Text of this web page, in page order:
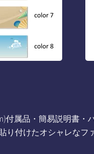
付属品・簡易説明書
付けたオシャレなフ